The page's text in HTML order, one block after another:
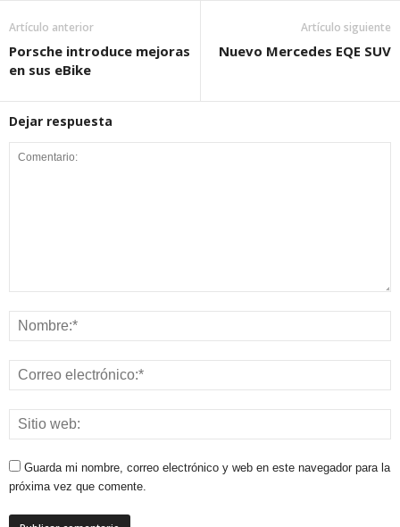
Artículo anterior
Porsche introduce mejoras
en sus eBike
Artículo siguiente
Nuevo Mercedes EQE SUV
Dejar respuesta
Guarda mi nombre, correo electrónico y web en este navegador para la
próxima vez que comente.